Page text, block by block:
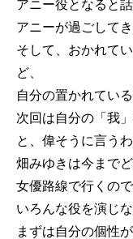
アニー役となると話
アニーが過ごしてき
そして、おかれて
ど、
自分の置かれてい
次回は自分の「我
と、偉そうに言う
畑みゆきは今まで
女優路線で行くので
いろんな役を演じ
まずは自分の個性